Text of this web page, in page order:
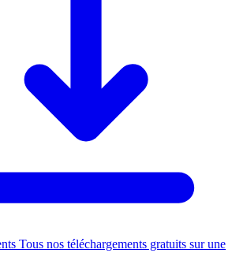
Tous nos téléchargements gratuits sur une